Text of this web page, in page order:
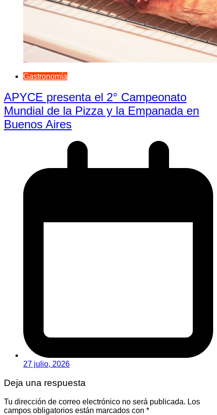
Gastronomía
APYCE presenta el 2° Campeonato
Mundial de la Pizza y la Empanada en
Buenos Aires
27 julio, 2026
Deja una respuesta
Tu dirección de correo electrónico no será publicada. Los
campos obligatorios están marcados con *